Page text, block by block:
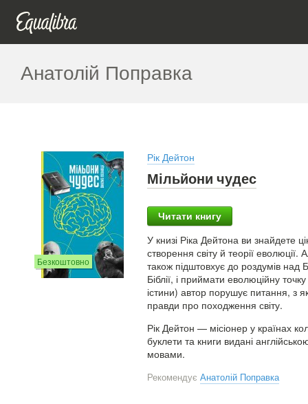
Анатолій Поправка
Безкоштовно
Рік Дейтон
Мільйони чудес
Читати книгу
У книзі Ріка Дейтона ви знайдете
створення світу й теорії
також підштовхує до роздумів
Біблії, і приймати еволюційну
істини) автор порушує питання, з
правди про походження світу.
Рік Дейтон — місіонер у країнах
буклети та книги видані
мовами.
Рекомендує Анатолій Поправка